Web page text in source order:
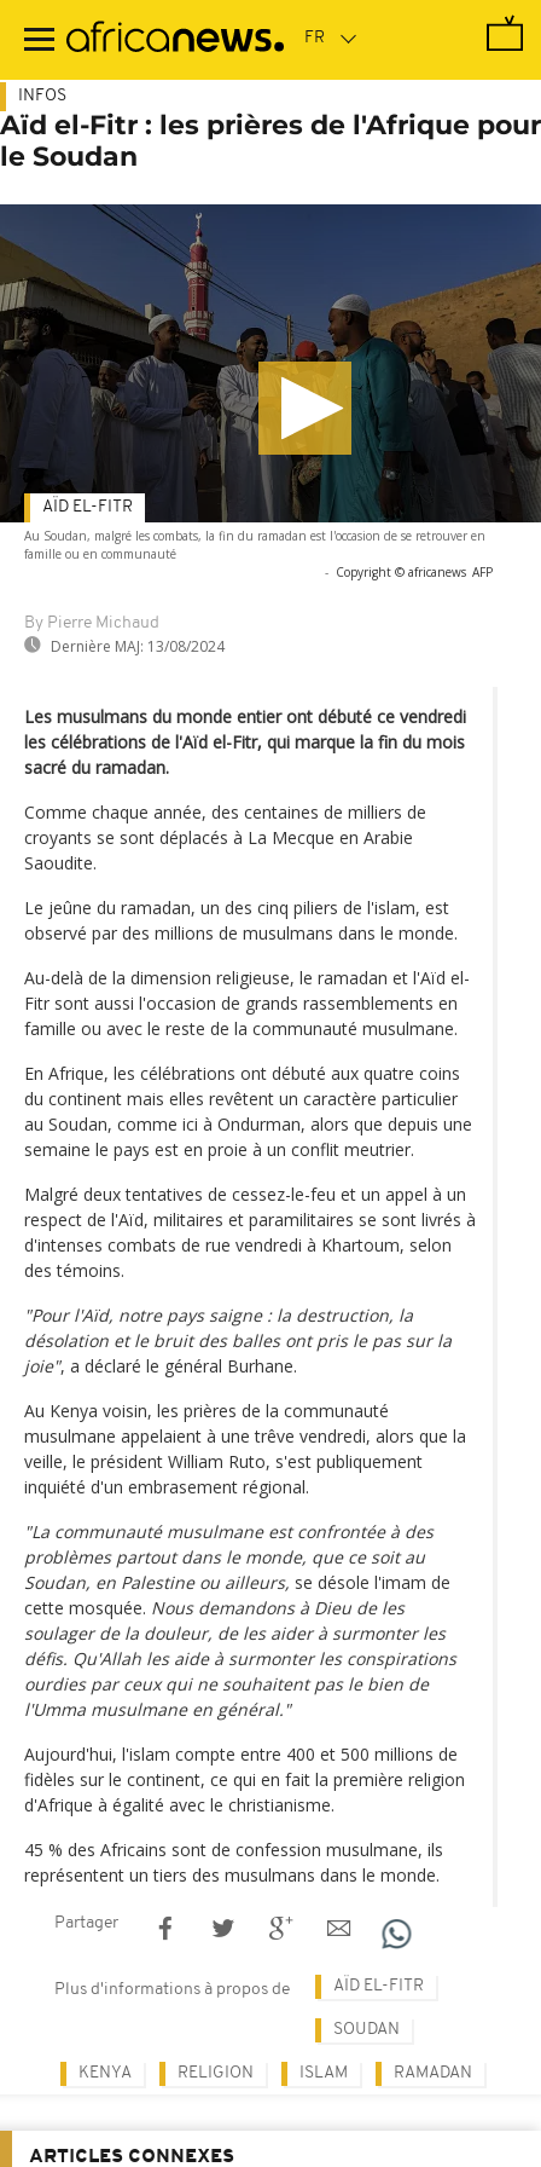
contenu
INFOS
Aïd el-Fitr : les prières de l'Afrique pour
le Soudan
Au Soudan, malgré les combats, la fin du ramadan est l'occasion de se retrouver en
famille ou en communauté
- Copyright © africanews AFP
By Pierre Michaud
Dernière MAJ: 13/08/2024
AÏD EL-FITR
Les musulmans du monde entier ont débuté ce vendredi
les célébrations de l'Aïd el-Fitr, qui marque la fin du mois
sacré du ramadan.
Comme chaque année, des centaines de milliers de
croyants se sont déplacés à La Mecque en Arabie
Saoudite.
Le jeûne du ramadan, un des cinq piliers de l'islam, est
observé par des millions de musulmans dans le monde.
Au-delà de la dimension religieuse, le ramadan et l'Aïd el-
Fitr sont aussi l'occasion de grands rassemblements en
famille ou avec le reste de la communauté musulmane.
En Afrique, les célébrations ont débuté aux quatre coins
du continent mais elles revêtent un caractère particulier
au Soudan, comme ici à Ondurman, alors que depuis une
semaine le pays est en proie à un conflit meutrier.
Malgré deux tentatives de cessez-le-feu et un appel à un
respect de l'Aïd, militaires et paramilitaires se sont livrés à
d'intenses combats de rue vendredi à Khartoum, selon
des témoins.
"Pour l'Aïd, notre pays saigne : la destruction, la
désolation et le bruit des balles ont pris le pas sur la
joie", a déclaré le général Burhane.
Au Kenya voisin, les prières de la communauté
musulmane appelaient à une trêve vendredi, alors que la
veille, le président William Ruto, s'est publiquement
inquiété d'un embrasement régional.
"La communauté musulmane est confrontée à des
problèmes partout dans le monde, que ce soit au
Soudan, en Palestine ou ailleurs, se désole l'imam de
cette mosquée. Nous demandons à Dieu de les
soulager de la douleur, de les aider à surmonter les
défis. Qu'Allah les aide à surmonter les conspirations
ourdies par ceux qui ne souhaitent pas le bien de
l'Umma musulmane en général."
Aujourd'hui, l'islam compte entre 400 et 500 millions de
fidèles sur le continent, ce qui en fait la première religion
d'Afrique à égalité avec le christianisme.
45 % des Africains sont de confession musulmane, ils
représentent un tiers des musulmans dans le monde.
Partager
Plus d'informations à propos de AÏD EL-FITR
SOUDAN
KENYA RELIGION ISLAM RAMADAN
ARTICLES CONNEXES